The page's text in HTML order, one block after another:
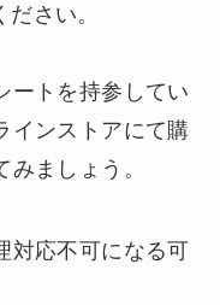
さい。
ートを持参してい
インストアにて購
ましょう。
対応不可になる可